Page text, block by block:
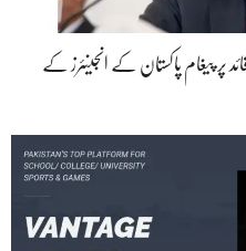
پر پیغام پاکستان کے انجینئرز کے